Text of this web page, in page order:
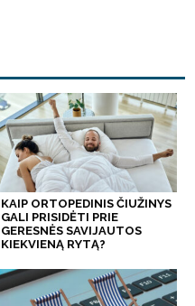
KAIP ORTOPEDINIS ČIUŽINYS
GALI PRISIDĖTI PRIE
GERESNĖS SAVIJAUTOS
KIEKVIENĄ RYTĄ?